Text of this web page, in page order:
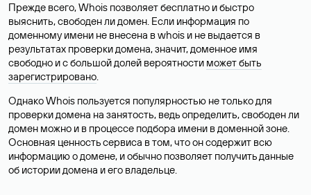
Прежде всего, Whois позволяет бесплатно и быстро
выяснить, свободен ли домен. Если информация по
доменному имени не внесена в whois и не выдается в
результатах проверки домена, значит, доменное имя
свободно и с большой долей вероятности может быть
зарегистрировано.
Однако Whois пользуется популярностью не только для
проверки домена на занятость, ведь определить, свободен ли
домен можно и в процессе подбора имени в доменной зоне.
Основная ценность сервиса в том, что он содержит всю
информацию о домене, и обычно позволяет получить данные
об истории домена и его владельце.